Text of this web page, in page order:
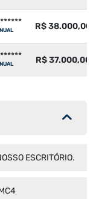
R$ 38.000,00
R$ 37.000,00
ESCRITÓRIO.